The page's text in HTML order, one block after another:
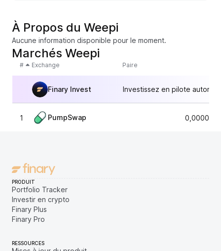
À Propos du Weepi
Aucune information disponible pour le moment.
Marchés Weepi
# Exchange Paire
Finary Invest Investissez en pilote
1 PumpSwap
PRODUIT
Portfolio Tracker
Investir en crypto
Finary Plus
Finary Pro
RESSOURCES